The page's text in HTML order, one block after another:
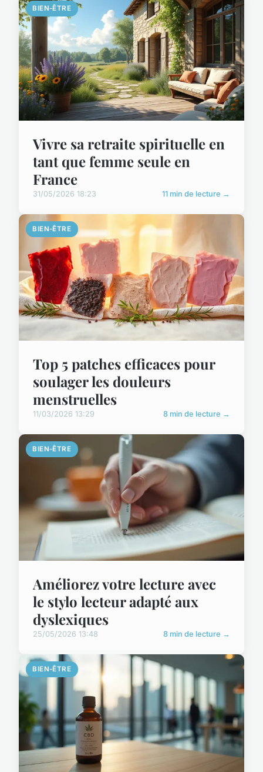
BIEN-ÊTRE
Vivre sa retraite spirituelle en
tant que femme seule en
France
31/05/2026 18:23 11 min de lecture →
BIEN-ÊTRE
Top 5 patches efficaces pour
soulager les douleurs
menstruelles
11/03/2026 13:29 8 min de lecture →
BIEN-ÊTRE
Améliorez votre lecture avec
le stylo lecteur adapté aux
dyslexiques
25/05/2026 13:48 8 min de lecture →
BIEN-ÊTRE